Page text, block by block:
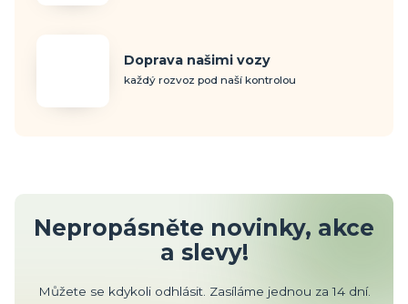
Doprava našimi vozy
každý rozvoz pod naší kontrolou
Nepropásněte novinky, akce
a slevy!
Můžete se kdykoli odhlásit. Zasíláme jednou za 14 dní.